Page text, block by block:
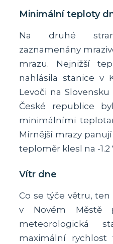
Minimální teploty
Na druhé
zaznamenány
mrazu. Nejnižší
nahlásila stanice v
Levoči na
České republice
minimálními
Mírnější mrazy
teploměr klesl na -1.2
Vítr dne
Co se týče větru,
v Novém Městě
meteorologická
maximální rychlost